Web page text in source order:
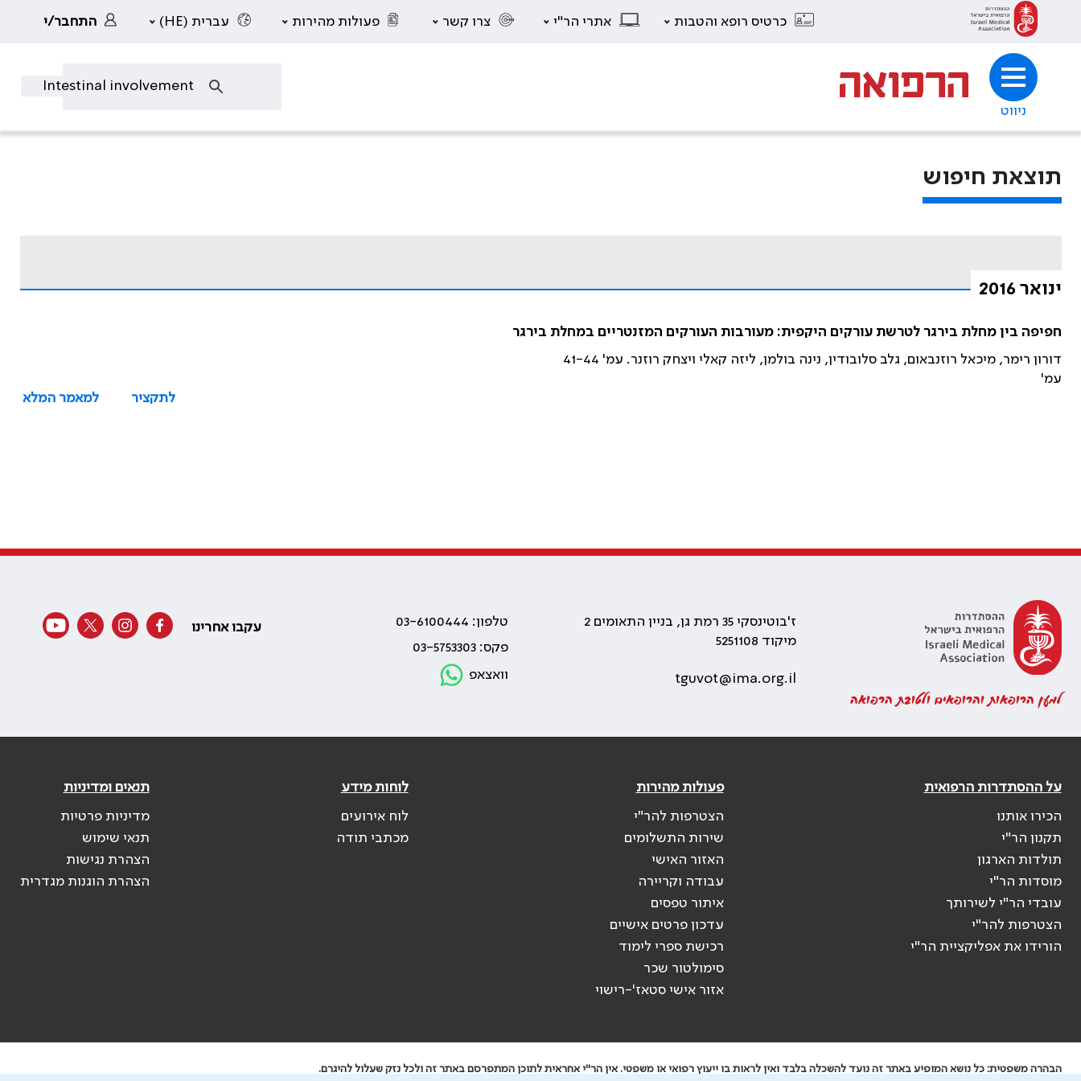
כרטיס רופא והטבות אתרי הר"י צרו קשר פעולות מהירות עברית (HE) התחבר/י
ניווט
תוצאת חיפוש
ינואר 2016
חפיפה בין מחלת בירגר לטרשת עורקים היקפית: מעורבות העורקים המזנטריים במחלת בירגר
דורון רימר, מיכאל רוזנבאום, גלב סלובודין, נינה בולמן, ליזה קאלי ויצחק רוזנר. עמ' 41-44
עמ'
לתקציר
למאמר המלא
למען הרופאות והרופאים ולטובת הרפואה
ז'בוטינסקי 35 רמת גן, בניין התאומים 2
מיקוד 5251108
tguvot@ima.org.il
טלפון: 03-6100444
פקס: 03-5753303
וואצאפ
עקבו אחרינו
על ההסתדרות הרפואית
הכירו אותנו
תקנון הר"י
תולדות הארגון
מוסדות הר"י
עובדי הר"י לשירותך
הצטרפות להר"י
הורידו את אפליקציית הר"י
פעולות מהירות
הצטרפות להר"י
שירות התשלומים
האזור האישי
עבודה וקריירה
איתור טפסים
עדכון פרטים אישיים
רכישת ספרי לימוד
סימולטור שכר
אזור אישי סטאז'-רישוי
לוחות מידע
לוח אירועים
מכתבי תודה
תנאים ומדיניות
מדיניות פרטיות
תנאי שימוש
הצהרת נגישות
הצהרת הוגנות מגדרית
הבהרה משפטית: כל נושא המופיע באתר זה נועד להשכלה בלבד ואין לראות בו ייעוץ רפואי או משפטי. אין הר"י אחראית לתוכן המתפרסם באתר זה ולכל נזק שעלול להיגרם.